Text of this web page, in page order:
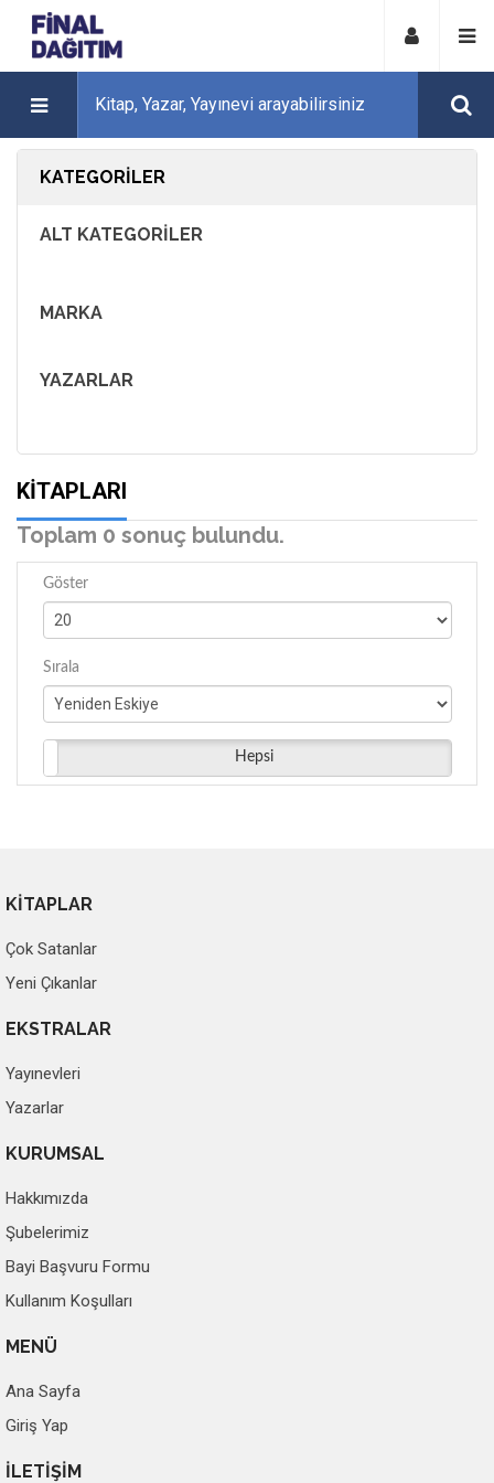
KATEGORILER
ALT KATEGORILER
MARKA
YAZARLAR
KITAPLARI
Toplam 0 sonuç bulundu.
Göster
Sırala
Hepsi
KİTAPLAR
Çok Satanlar
Yeni Çıkanlar
EKSTRALAR
Yayınevleri
Yazarlar
KURUMSAL
Hakkımızda
Şubelerimiz
Bayi Başvuru Formu
Kullanım Koşulları
MENÜ
Ana Sayfa
Giriş Yap
İLETİŞİM